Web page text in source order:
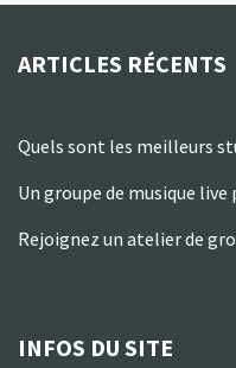
ARTICLES RÉCENTS
Quels sont les meilleurs
Un groupe de musique
Rejoignez un atelier de
INFOS DU SITE